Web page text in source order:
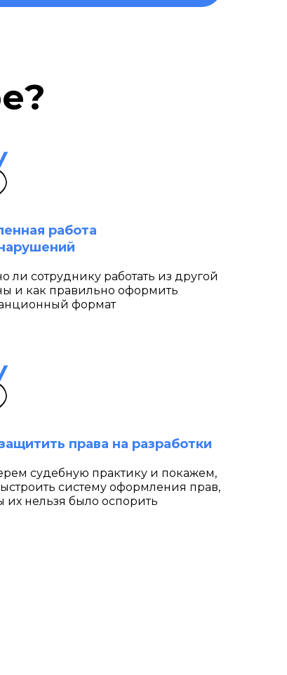
работа
ли сотруднику работать из другой
и как правильно оформить
формат
права на разработки
судебную практику и покажем,
систему оформления прав,
их нельзя было оспорить